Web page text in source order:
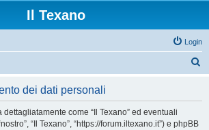
Il Texano
Login
dei dati personali
come “Il Texano” ed eventuali
“Il Texano”, “https://forum.iltexano.it”) e phpBB